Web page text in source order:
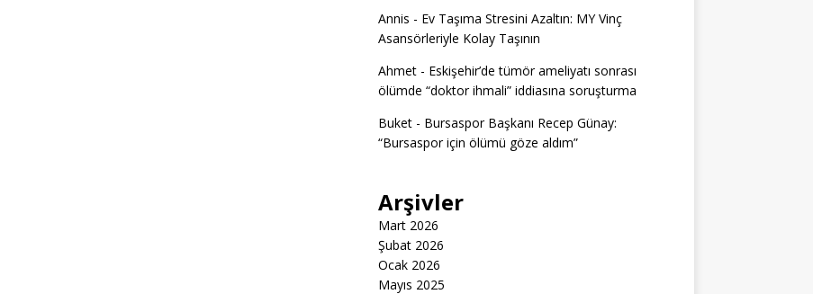
Annis - Ev Taşıma Stresini Azaltın: MY Vinç
Asansörleriyle Kolay Taşının
Ahmet- Eskişehir’de tümör ameliyatı sonrası
ölümde “doktor ihmali” iddiasına soruşturma
Buket- Bursaspor Başkanı Recep Günay:
“Bursaspor için ölümü göze aldım”
Arşivler
Mart 2026
Şubat 2026
Ocak 2026
Mayıs 2025